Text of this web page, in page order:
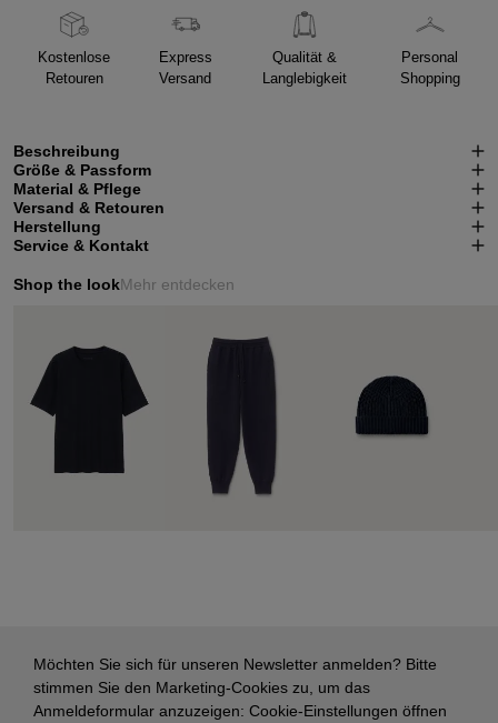
Kostenlose
Retouren
Express
Versand
Qualität &
Langlebigkeit
Personal
Shopping
Beschreibung
Größe & Passform
Material & Pflege
Versand & Retouren
Herstellung
Service & Kontakt
Shop the lookMehr entdecken
Möchten Sie sich für unseren Newsletter anmelden? Bitte
stimmen Sie den Marketing-Cookies zu, um das
Anmeldeformular anzuzeigen: Cookie-Einstellungen öffnen